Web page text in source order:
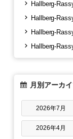
Hallberg-
Hallberg-
Hallberg-
Hallberg-
月別アーカ
2026年7月
2026年4月